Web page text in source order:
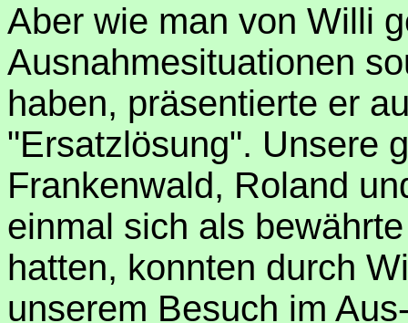
Aber wie man von Willi
Ausnahmesituationen
haben, präsentierte er
"Ersatzlösung". Unsere
Frankenwald, Roland
einmal sich als
hatten, konnten durch
unserem Besuch im